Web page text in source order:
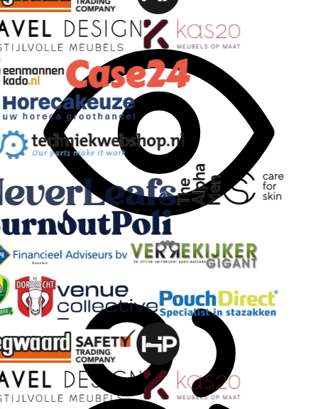
Overview
Bezoekers